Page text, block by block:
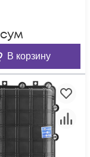
сум
В корзину